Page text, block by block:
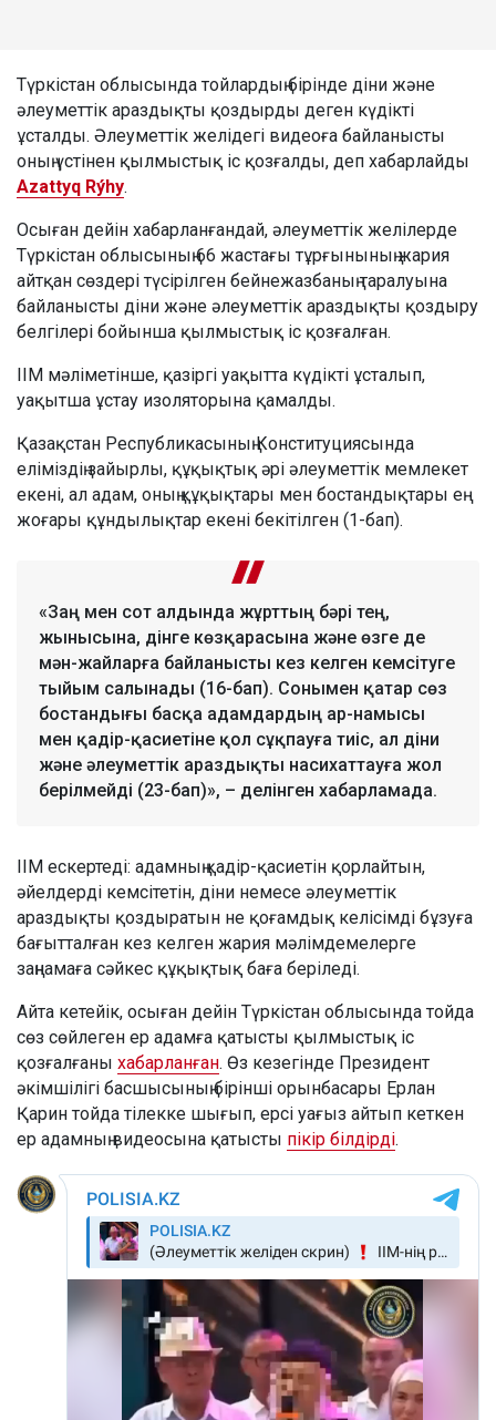
Түркістан облысында тойлардың бірінде діни және
әлеуметтік араздықты қоздырды деген күдікті
ұсталды. Әлеуметтік желідегі видеоға байланысты
оның үстінен қылмыстық іс қозғалды, деп хабарлайды
Azattyq Rýhy.
Осыған дейін хабарланғандай, әлеуметтік желілерде
Түркістан облысының 66 жастағы тұрғынының жария
айтқан сөздері түсірілген бейнежазбаның таралуына
байланысты діни және әлеуметтік араздықты қоздыру
белгілері бойынша қылмыстық іс қозғалған.
ІІМ мәліметінше, қазіргі уақытта күдікті ұсталып,
уақытша ұстау изоляторына қамалды.
Қазақстан Республикасының Конституциясында
еліміздің зайырлы, құқықтық әрі әлеуметтік мемлекет
екені, ал адам, оның құқықтары мен бостандықтары ең
жоғары құндылықтар екені бекітілген (1-бап).
«Заң мен сот алдында жұрттың бәрі тең,
жынысына, дінге көзқарасына және өзге де
мән-жайларға байланысты кез келген кемсітуге
тыйым салынады (16-бап). Сонымен қатар сөз
бостандығы басқа адамдардың ар-намысы
мен қадір-қасиетіне қол сұқпауға тиіс, ал діни
және әлеуметтік араздықты насихаттауға жол
берілмейді (23-бап)», – делінген хабарламада.
ІІМ ескертеді: адамның қадір-қасиетін қорлайтын,
әйелдерді кемсітетін, діни немесе әлеуметтік
араздықты қоздыратын не қоғамдық келісімді бұзуға
бағытталған кез келген жария мәлімдемелерге
заңнамаға сәйкес құқықтық баға беріледі.
Айта кетейік, осыған дейін Түркістан облысында тойда
сөз сөйлеген ер адамға қатысты қылмыстық іс
қозғалғаны хабарланған. Өз кезегінде Президент
әкімшілігі басшысының бірінші орынбасары Ерлан
Қарин тойда тілекке шығып, ерсі уағыз айтып кеткен
ер адамның видеосына қатысты пікір білдірді.